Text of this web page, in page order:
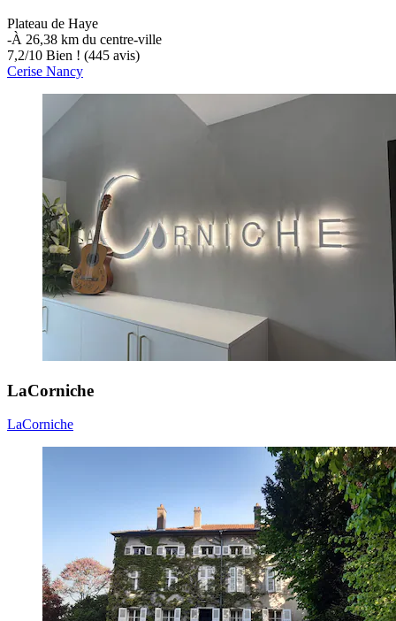
Plateau de Haye
‐À 26,38 km du centre-ville
7,2/10 Bien ! (445 avis)
Cerise Nancy
LaCorniche
LaCorniche